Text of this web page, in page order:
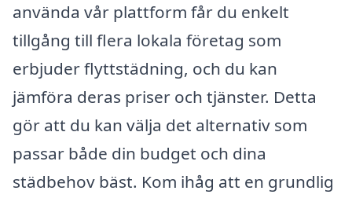
använda vår plattform får du enkelt
tillgång till flera lokala företag som
erbjuder flyttstädning, och du kan
jämföra deras priser och tjänster. Detta
gör att du kan välja det alternativ som
passar både din budget och dina
städbehov bäst. Kom ihåg att en grundlig